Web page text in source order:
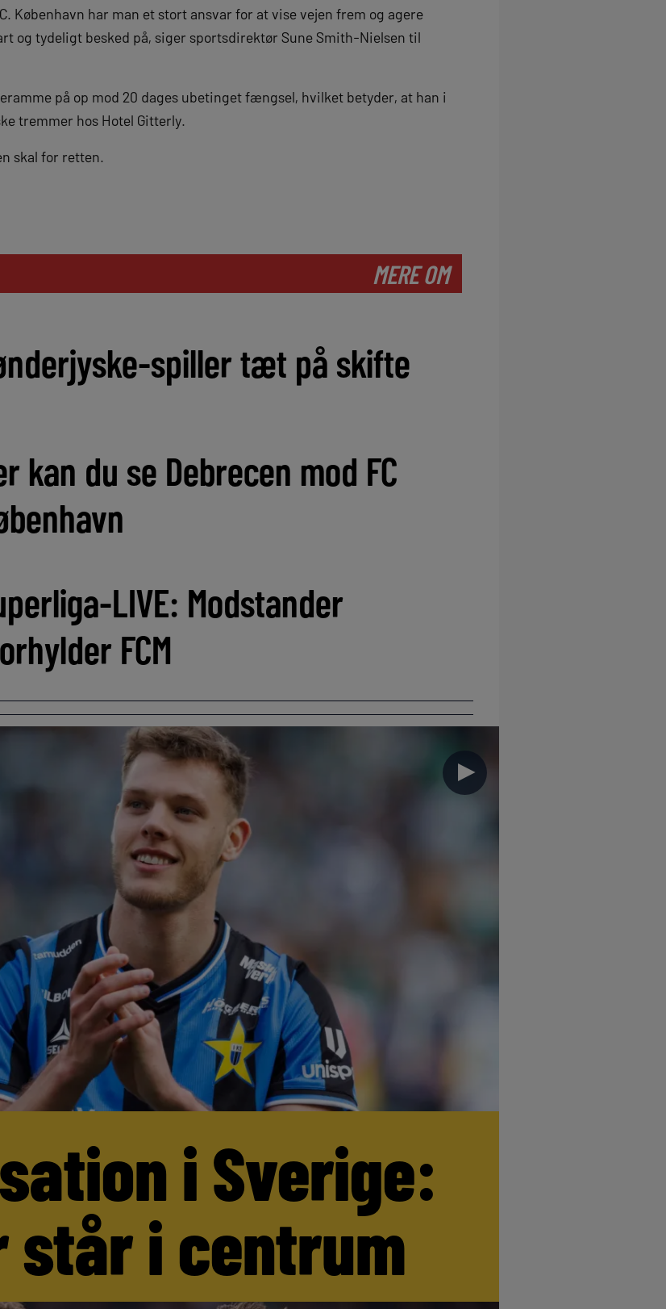
København har man et stort ansvar for at vise vejen frem og agere
og tydeligt besked på, siger sportsdirektør Sune Smith-Nielsen til
på op mod 20 dages ubetinget fængsel, hvilket betyder, at han i
tremmer hos Hotel Gitterly.
skal for retten.
MERE OM
spiller tæt på skifte
kan du se Debrecen mod FC
LIVE: Modstander
FCM
►
i Sverige:
står i centrum